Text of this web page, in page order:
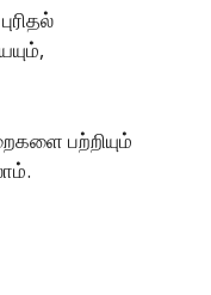
பற்றியும்